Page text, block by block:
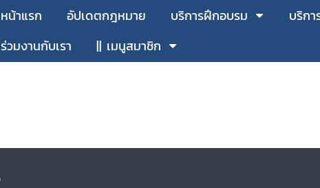
หน้าแรก อัปเดตกฎหมาย บริการฝึกอบรม บริก
ร่วมงานกับเรา
|| เมนูสมาชิก